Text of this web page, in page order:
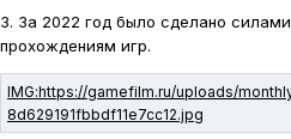
3. За 2022 год было сделано
прохождениям игр.